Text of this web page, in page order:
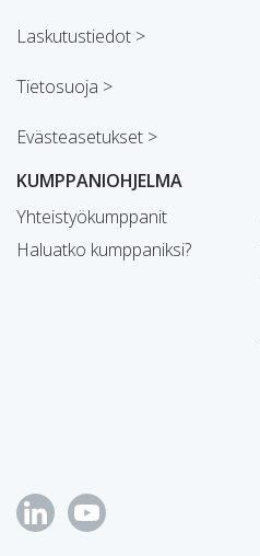
Laskutustiedot >
Tietosuoja >
Evästeasetukset >
KUMPPANIOHJELMA
Yhteistyökumppanit
Haluatko kumppaniksi?